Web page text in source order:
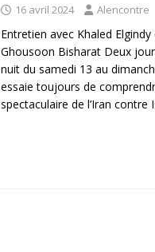
16 avril 2024 Alencontre
Entretien avec Khaled
Ghousoon Bisharat Deux
nuit du samedi 13 au
essaie toujours de
spectaculaire de l’Iran contre